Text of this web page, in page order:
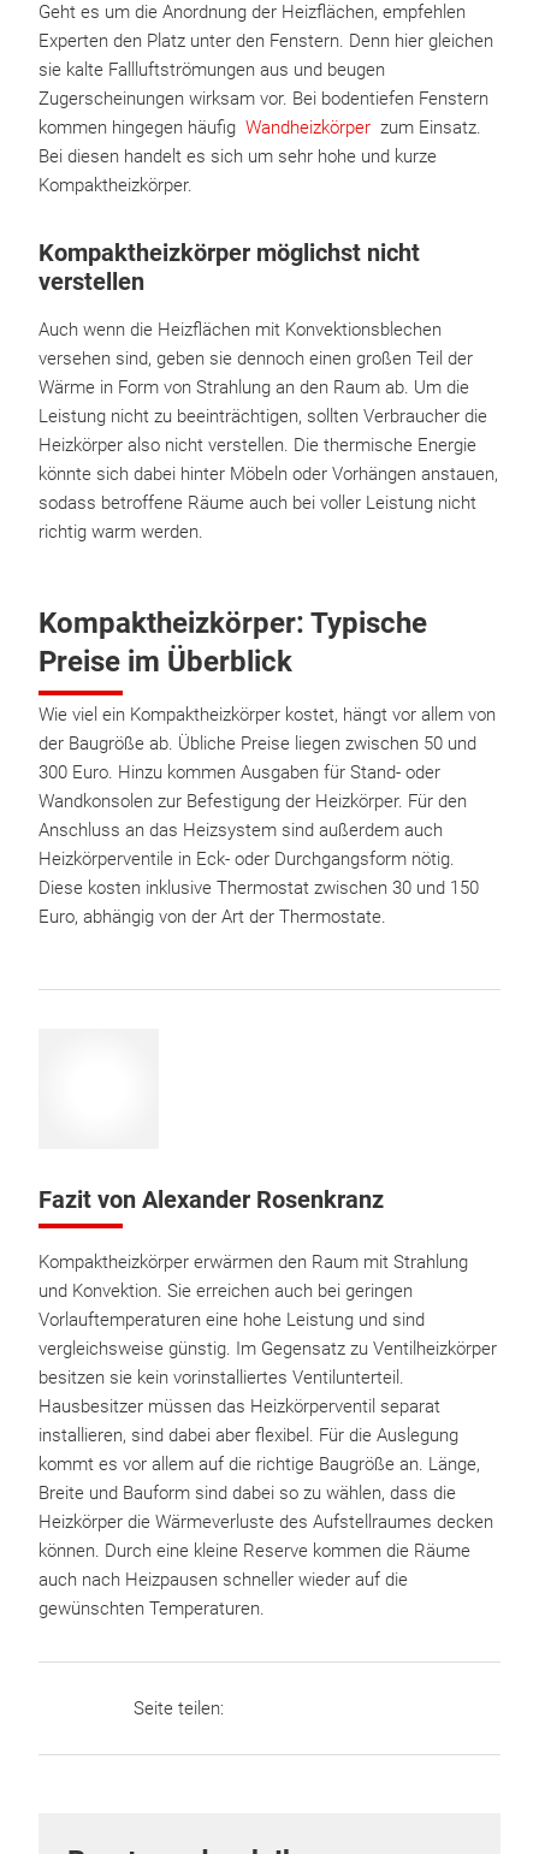
Geht es um die Anordnung der Heizflächen, empfehlen
Experten den Platz unter den Fenstern. Denn hier gleichen
sie kalte Fallluftströmungen aus und beugen
Zugerscheinungen wirksam vor. Bei bodentiefen Fenstern
kommen hingegen häufig Wandheizkörper zum Einsatz.
Bei diesen handelt es sich um sehr hohe und kurze
Kompaktheizkörper.
Kompaktheizkörper möglichst nicht
verstellen
Auch wenn die Heizflächen mit Konvektionsblechen
versehen sind, geben sie dennoch einen großen Teil der
Wärme in Form von Strahlung an den Raum ab. Um die
Leistung nicht zu beeinträchtigen, sollten Verbraucher die
Heizkörper also nicht verstellen. Die thermische Energie
könnte sich dabei hinter Möbeln oder Vorhängen anstauen,
sodass betroffene Räume auch bei voller Leistung nicht
richtig warm werden.
Kompaktheizkörper: Typische
Preise im Überblick
Wie viel ein Kompaktheizkörper kostet, hängt vor allem von
der Baugröße ab. Übliche Preise liegen zwischen 50 und
300 Euro. Hinzu kommen Ausgaben für Stand- oder
Wandkonsolen zur Befestigung der Heizkörper. Für den
Anschluss an das Heizsystem sind außerdem auch
Heizkörperventile in Eck- oder Durchgangsform nötig.
Diese kosten inklusive Thermostat zwischen 30 und 150
Euro, abhängig von der Art der Thermostate.
Fazit von Alexander Rosenkranz
Kompaktheizkörper erwärmen den Raum mit Strahlung
und Konvektion. Sie erreichen auch bei geringen
Vorlauftemperaturen eine hohe Leistung und sind
vergleichsweise günstig. Im Gegensatz zu Ventilheizkörper
besitzen sie kein vorinstalliertes Ventilunterteil.
Hausbesitzer müssen das Heizkörperventil separat
installieren, sind dabei aber flexibel. Für die Auslegung
kommt es vor allem auf die richtige Baugröße an. Länge,
Breite und Bauform sind dabei so zu wählen, dass die
Heizkörper die Wärmeverluste des Aufstellraumes decken
können. Durch eine kleine Reserve kommen die Räume
auch nach Heizpausen schneller wieder auf die
gewünschten Temperaturen.
Seite teilen: